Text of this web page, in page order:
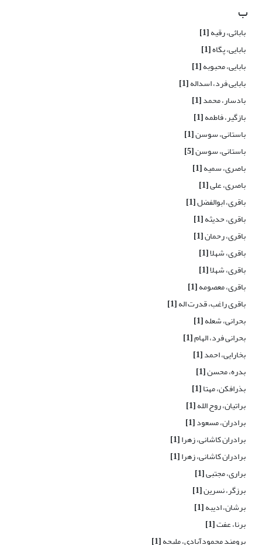
ب
بابائی، رقیه[1]
بابایی، پگاه[1]
بابایی، محبوبه[1]
بابایی فرد، اسداله[1]
بادسار، محمد[1]
بازگیر، فاطمه[1]
باستانی، سوسن[1]
باستانی، سوسن[5]
باصری، سمیه[1]
باصری، علی[1]
باقری، ابوالفضل[1]
باقری، حدیثه[1]
باقری، رحمان[1]
باقری، شهلا[1]
باقری، شهلا[1]
باقری، معصومه[1]
باقری راغب، قدرت اله[1]
بحرانی، شعله[1]
بحرانی فرد، الهام[1]
بخارایی، احمد[1]
بدره، محسن[1]
بذرافکن، مهتا[1]
براتیان، روح الله[1]
برادران، مسعود[1]
برادران کاشانی، زهرا[1]
برادران کاشانی، زهرا[1]
براری، مجتبی[1]
برزگر، نسرین[1]
برشان، ادیبه[1]
برنا، عفت[1]
برومند محمودآبادی، ملیحه[1]